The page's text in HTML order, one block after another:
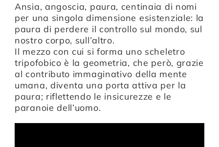
Ansia, angoscia, paura, centinaia di nomi
per una singola dimensione esistenziale: la
paura di perdere il controllo sul mondo, sul
nostro corpo, sull’altro.
Il mezzo con cui si forma uno scheletro
tripofobico è la geometria, che però, grazie
al contributo immaginativo della mente
umana, diventa una porta attiva per la
paura; riflettendo le insicurezze e le
paranoie dell’uomo.